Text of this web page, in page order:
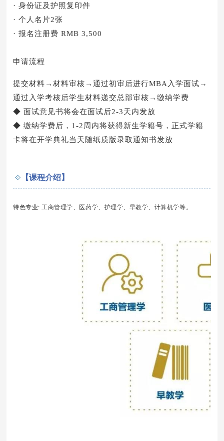
· 身份证及护照复印件
· 个人名片2张
· 报名注册费 RMB 3,500
申请流程
提交材料→材料审核→通过初审后进行MBA入学面试→
通过入学考核后学生材料递交总部审核→缴纳学费
◆ 面试意见书将会在面试后2-3天内发放
◆ 缴纳学费后，1-2周内将获得新生学籍号，正式学籍
卡将在开学典礼当天随纸质版录取通知书发放
【课程介绍】
特色专业: 工商管理学、医药学、护理学、早教学、计算机学等。